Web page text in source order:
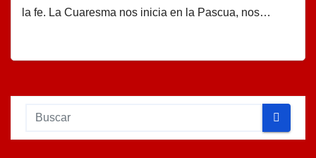
la fe. La Cuaresma nos inicia en la Pascua, nos…